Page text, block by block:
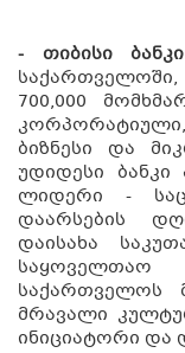
- თიბისი ბანკი
700,000
ბიზნესი და
უდიდესი ბანკი
ლიდერი -
დაარსების
დაისახა
საქართველოს
მრავალი
ინიციატორი და